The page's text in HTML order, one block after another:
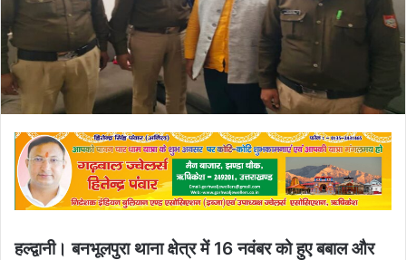
हल्द्वानी। बनभूलपुरा थाना क्षेत्र में 16 नवंबर को हुए बबाल और